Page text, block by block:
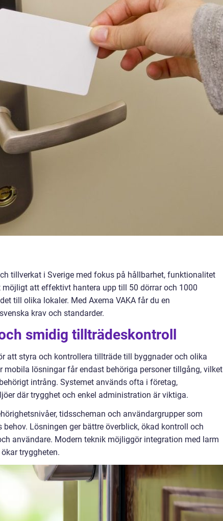
tillverkat i Sverige med fokus på hållbarhet, funktionalitet
att effektivt hantera upp till 50 dörrar och 1000
till olika lokaler. Med Axema VAKA får du en
krav och standarder.
smidig tillträdeskontroll
att styra och kontrollera tillträde till byggnader och olika
mobila lösningar får endast behöriga personer tillgång, vilket
intrång. Systemet används ofta i företag,
där trygghet och enkel administration är viktiga.
tidsscheman och användargrupper som
Lösningen ger bättre överblick, ökad kontroll och
användare. Modern teknik möjliggör integration med larm
tryggheten.